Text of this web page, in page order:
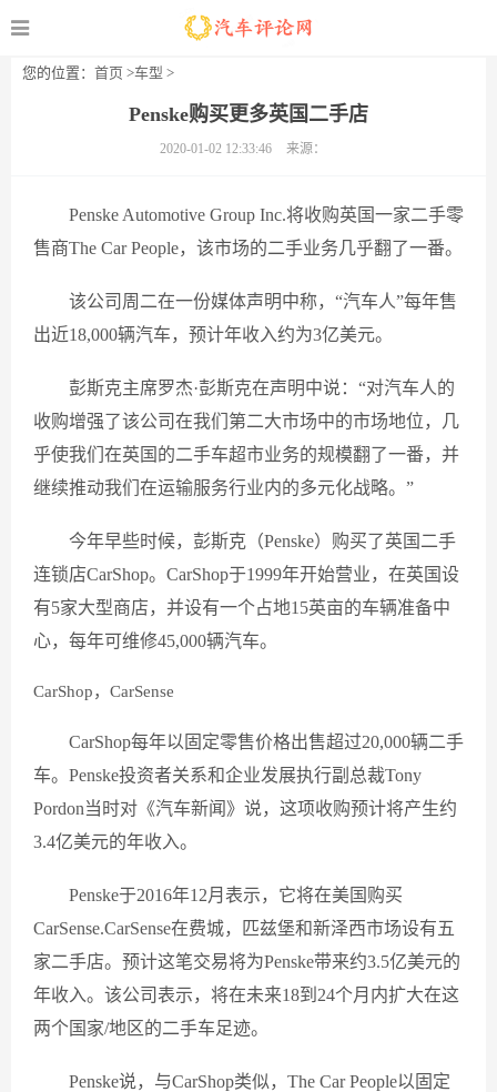
您的位置： 首页 >车型 >
Penske购买更多英国二手店
2020-01-02 12:33:46 来源：
Penske Automotive Group Inc.将收购英国一家二手零
售商The Car People，该市场的二手业务几乎翻了一番。
该公司周二在一份媒体声明中称，“汽车人”每年售
出近18,000辆汽车，预计年收入约为3亿美元。
彭斯克主席罗杰·彭斯克在声明中说：“对汽车人的
收购增强了该公司在我们第二大市场中的市场地位，几
乎使我们在英国的二手车超市业务的规模翻了一番，并
继续推动我们在运输服务行业内的多元化战略。”
今年早些时候，彭斯克（Penske）购买了英国二手
连锁店CarShop。CarShop于1999年开始营业，在英国设
有5家大型商店，并设有一个占地15英亩的车辆准备中
心，每年可维修45,000辆汽车。
CarShop，CarSense
CarShop每年以固定零售价格出售超过20,000辆二手
车。Penske投资者关系和企业发展执行副总裁Tony
Pordon当时对《汽车新闻》说，这项收购预计将产生约
3.4亿美元的年收入。
Penske于2016年12月表示，它将在美国购买
CarSense.CarSense在费城，匹兹堡和新泽西市场设有五
家二手店。预计这笔交易将为Penske带来约3.5亿美元的
年收入。该公司表示，将在未来18到24个月内扩大在这
两个国家/地区的二手车足迹。
Penske说，与CarShop类似，The Car People以固定